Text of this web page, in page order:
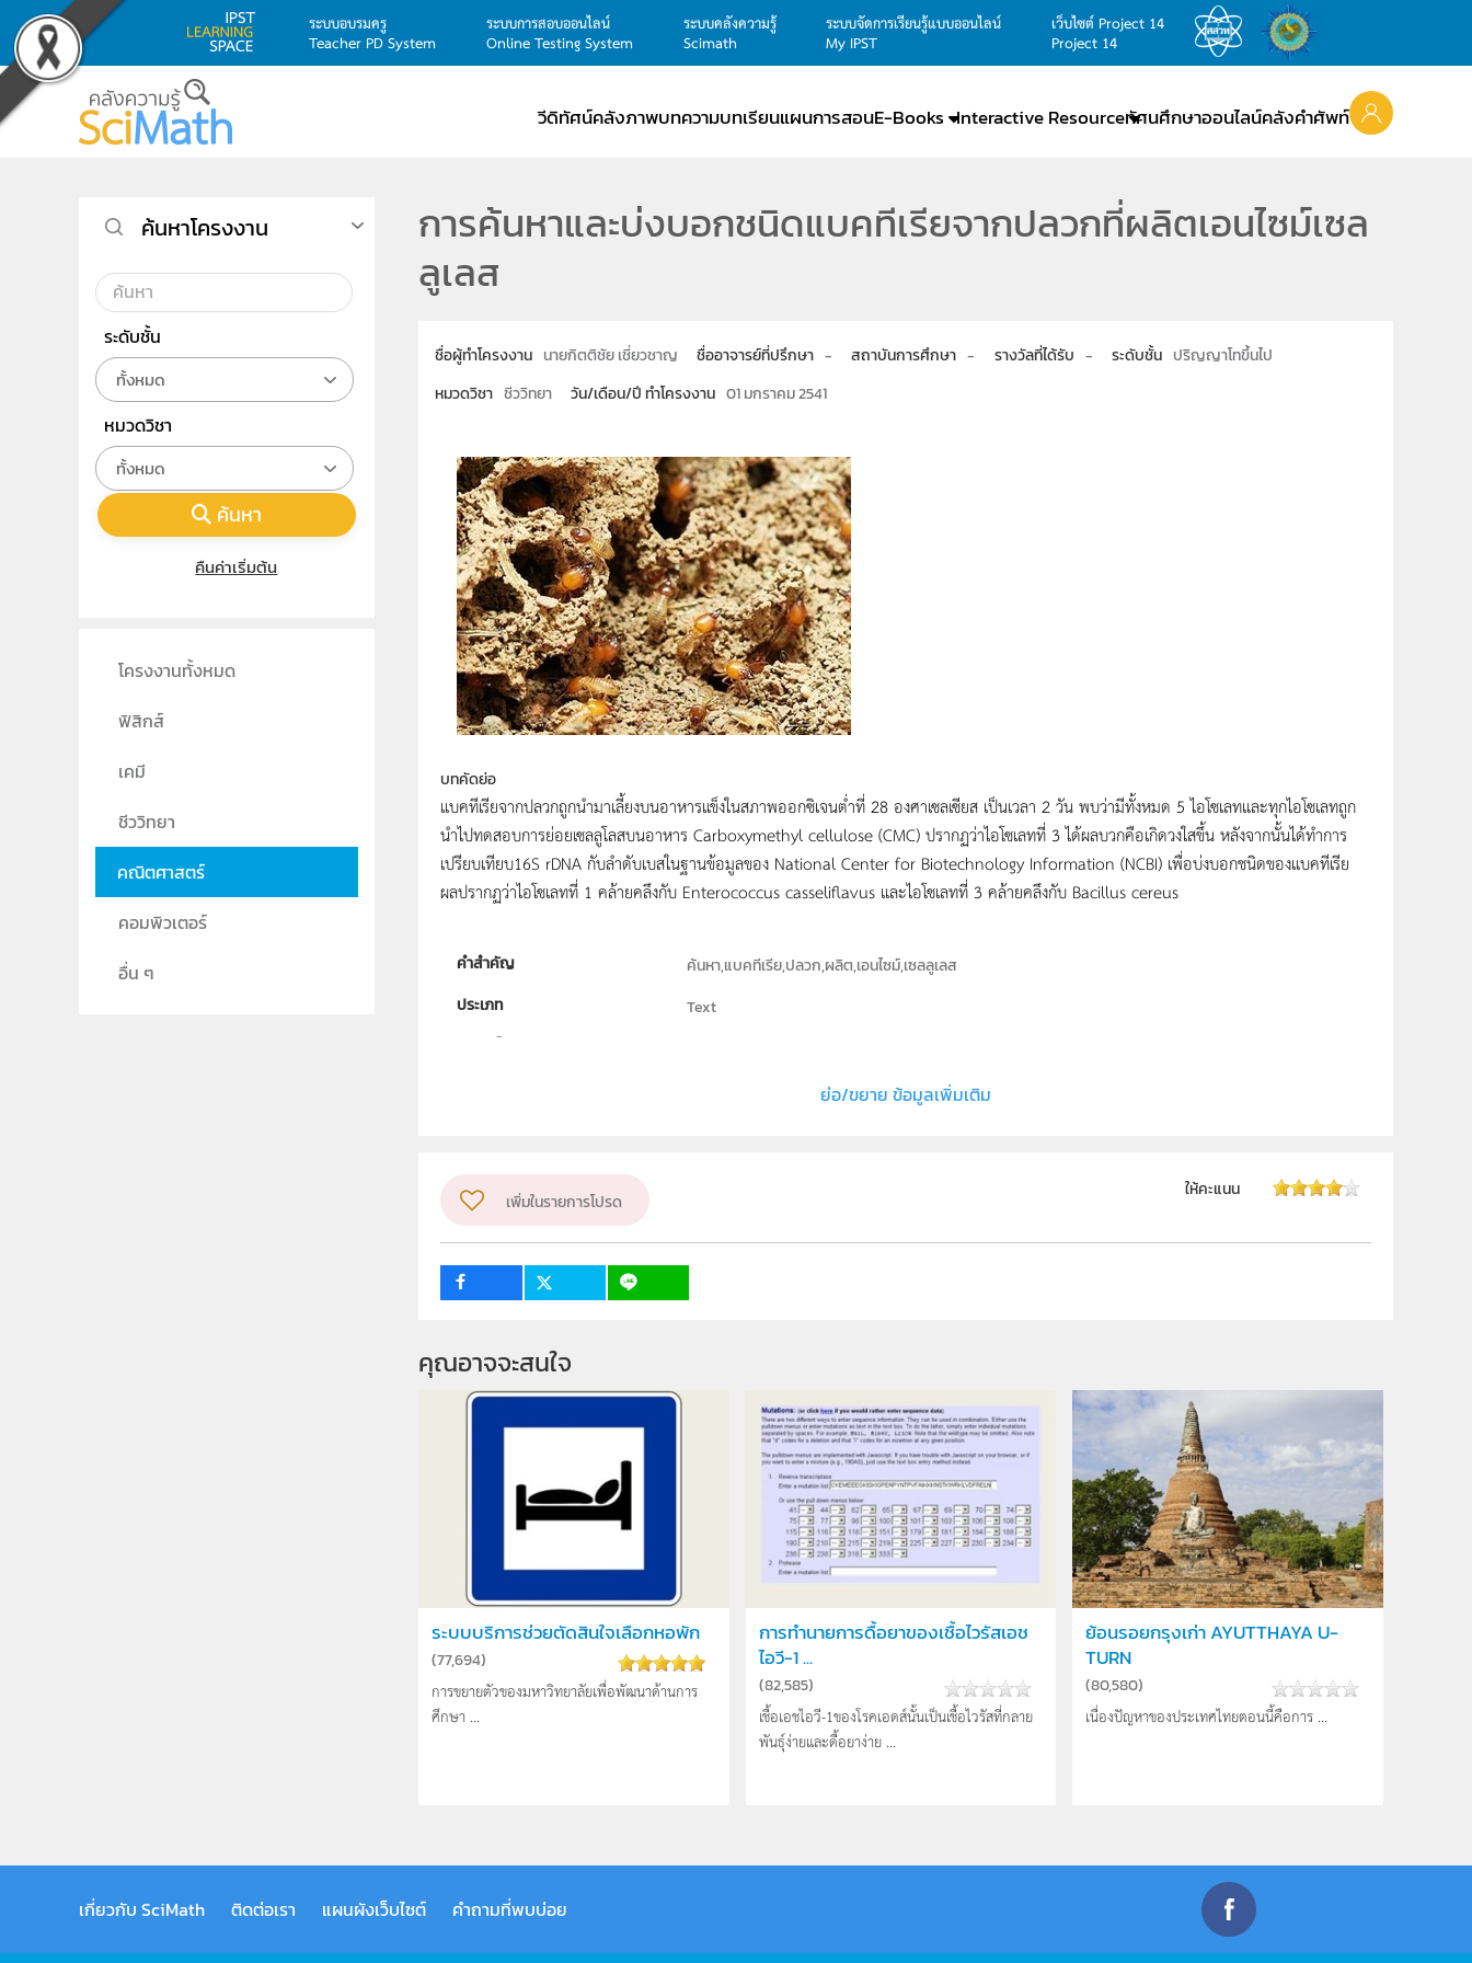
Skip to main content
ระบบอบรมครู
Teacher PD System
ระบบการสอบออนไลน์
Online Testing System
ระบบคลังความรู้
Scimath
ระบบจัดการเรียนรู้แบบออนไลน์
My IPST
เว็บไซต์ Project 14
Project 14
วีดิทัศน์คลังภาพบทความบทเรียนแผนการสอนE-Books Interactive Resourceทัศนศึกษาออนไลน์คลังคำศัพท์
การค้นหาและบ่งบอกชนิดแบคทีเรียจากปลวกที่ผลิตเอนไซม์เซล
ลูเลส
ชื่อผู้ทำโครงงาน นายกิตติชัย เชี่ยวชาญ ชื่ออาจารย์ที่ปรึกษา - สถาบันการศึกษา - รางวัลที่ได้รับ - ระดับชั้น ปริญญาโทขึ้นไป
หมวดวิชา ชีววิทยา วัน/เดือน/ปี ทำโครงงาน 01 มกราคม 2541
บทคัดย่อ
แบคทีเรียจากปลวกถูกนำมาเลี้ยงบนอาหารแข็งในสภาพออกซิเจนต่ำที่ 28 องศาเซลเซียส เป็นเวลา 2 วัน พบว่ามีทั้งหมด 5 ไอโซเลทและทุกไอโซเลทถูก
นำไปทดสอบการย่อยเซลลูโลสบนอาหาร Carboxymethyl cellulose (CMC) ปรากฏว่าไอโซเลทที่ 3 ได้ผลบวกคือเกิดวงใสขึ้น หลังจากนั้นได้ทำการ
เปรียบเทียบ16S rDNA กับลำดับเบสในฐานข้อมูลของ National Center for Biotechnology Information (NCBI) เพื่อบ่งบอกชนิดของแบคทีเรีย
ผลปรากฏว่าไอโซเลทที่ 1 คล้ายคลึงกับ Enterococcus casseliflavus และไอโซเลทที่ 3 คล้ายคลึงกับ Bacillus cereus
คำสำคัญ
ค้นหา,แบคทีเรีย,ปลวก,ผลิต,เอนไซม์,เซลลูเลส
ประเภท
Text
นายกิตติชัย เชี่ยวชาญย่อ/ขยาย ข้อมูลเพิ่มเติม
เพิ่มในรายการโปรด
ให้คะแนน
คุณอาจจะสนใจ
ระบบบริการช่วยตัดสินใจเลือกหอพัก
(77,694)
การขยายตัวของมหาวิทยาลัยเพื่อพัฒนาด้านการ
ศึกษา ...
การทำนายการดื้อยาของเชื้อไวรัสเอช
ไอวี-1 ...
(82,585)
เชื้อเอชไอวี-1ของโรคเอดส์นั้นเป็นเชื้อไวรัสที่กลาย
พันธุ์ง่ายและดื้อยาง่าย ...
ย้อนรอยกรุงเก่า AYUTTHAYA U-
TURN
(80,580)
เนื่องปัญหาของประเทศไทยตอนนี้คือการ ...
ค้นหาโครงงาน
ระดับชั้น
ทั้งหมด
หมวดวิชา
ทั้งหมด
ค้นหา
คืนค่าเริ่มต้น
โครงงานทั้งหมด
ฟิสิกส์
เคมี
ชีววิทยา
คณิตศาสตร์
คอมพิวเตอร์
อื่น ๆ
เกี่ยวกับ SciMath ติดต่อเรา แผนผังเว็บไซต์ คำถามที่พบบ่อย